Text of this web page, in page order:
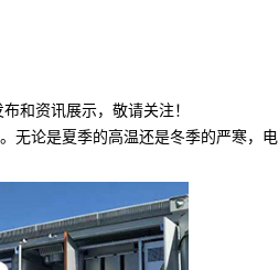
和资讯展示，敬请关注！
论是夏季的高温还是冬季的严寒，